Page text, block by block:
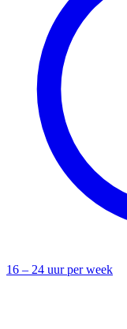
16 – 24 uur per week